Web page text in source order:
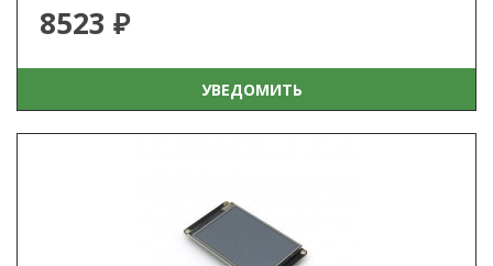
8523 ₽
УВЕДОМИТЬ